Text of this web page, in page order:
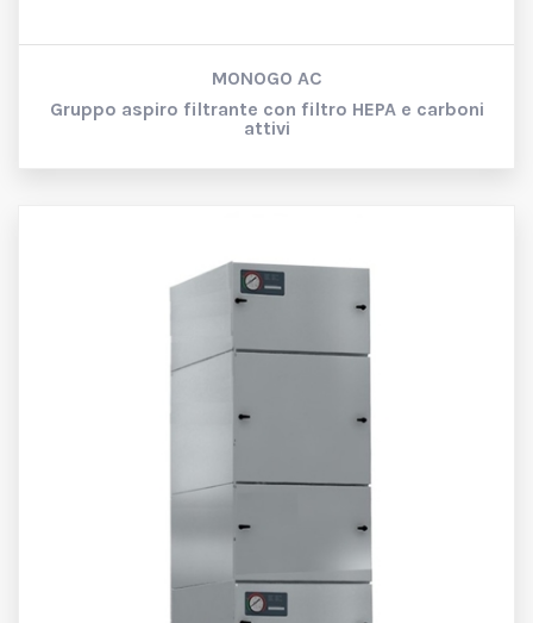
MONOGO AC
Gruppo aspiro filtrante con filtro HEPA e carboni
attivi